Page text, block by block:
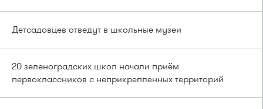
Детсадовцев отведут в школьные музеи
20 зеленоградских школ начали приём
первоклассников с неприкрепленных территорий